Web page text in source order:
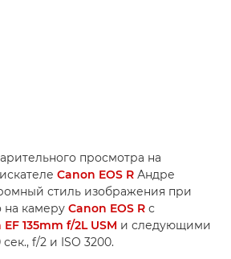
просмотра на
Canon EOS R Андре
стиль изображения при
на камеру Canon EOS R с
135mm f/2L USM и следующими
f/2 и ISO 3200.